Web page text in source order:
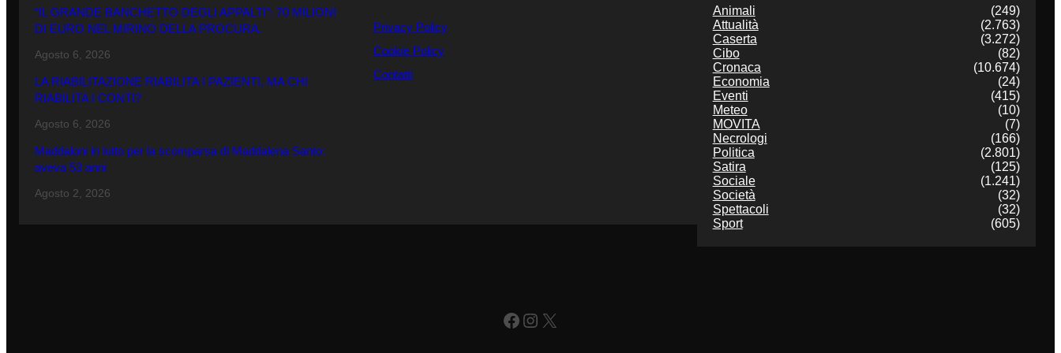
“IL GRANDE BANCHETTO DEGLI APPALTI”: 70 MILIONI
DI EURO NEL MIRINO DELLA PROCURA.
Agosto 6, 2026
LA RIABILITAZIONE RIABILITA I PAZIENTI, MA CHI
RIABILITA I CONTI?
Agosto 6, 2026
Maddaloni in lutto per la scomparsa di Maddalena Santo:
aveva 53 anni
Agosto 2, 2026
Privacy Policy
Cookie Policy
Contatti
Animali
(249)
Attualità
(2.763)
Caserta
(3.272)
Cibo
(82)
Cronaca
(10.674)
Economia
(24)
Eventi
(415)
Meteo
(10)
MOVITA
(7)
Necrologi
(166)
Politica
(2.801)
Satira
(125)
Sociale
(1.241)
Società
(32)
Spettacoli
(32)
Sport
(605)
Facebook
Instagram
X